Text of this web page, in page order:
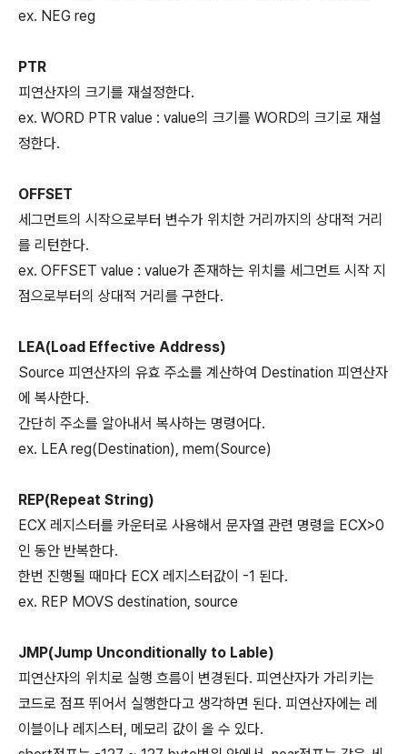
ex. NEG reg
PTR
피연산자의 크기를 재설정한다.
ex. WORD PTR value : value의 크기를 WORD의 크기로 재설
정한다.
OFFSET
세그먼트의 시작으로부터 변수가 위치한 거리까지의 상대적 거리
를 리턴한다.
ex. OFFSET value : value가 존재하는 위치를 세그먼트 시작 지
점으로부터의 상대적 거리를 구한다.
LEA(Load Effective Address)
Source 피연산자의 유효 주소를 계산하여 Destination 피연산자
에 복사한다.
간단히 주소를 알아내서 복사하는 명령어다.
ex. LEA reg(Destination), mem(Source)
REP(Repeat String)
ECX 레지스터를 카운터로 사용해서 문자열 관련 명령을 ECX>0
인 동안 반복한다.
한번 진행될 때마다 ECX 레지스터값이 -1 된다.
ex. REP MOVS destination, source
JMP(Jump Unconditionally to Lable)
피연산자의 위치로 실행 흐름이 변경된다. 피연산자가 가리키는
코드로 점프 뛰어서 실행한다고 생각하면 된다. 피연산자에는 레
이블이나 레지스터, 메모리 값이 올 수 있다.